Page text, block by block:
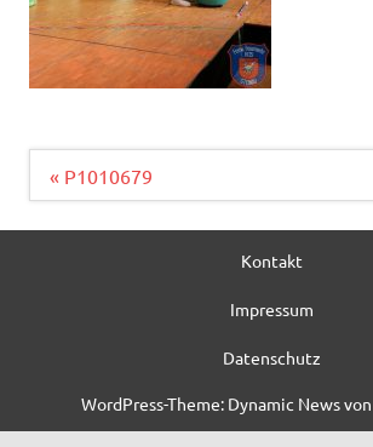
Beitragsnavigation
« P1010679
Kontakt
Impressum
Datenschutz
WordPress-Theme: Dynamic News